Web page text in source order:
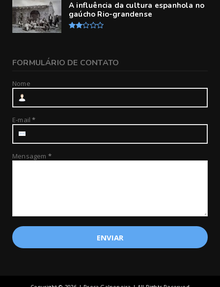
A influência da cultura espanhola no
gaúcho Rio-grandense
FORMULÁRIO DE CONTATO
Nome
E-mail*
Mensagem *